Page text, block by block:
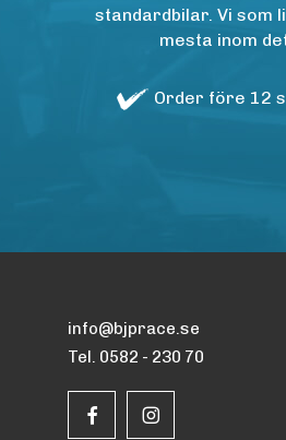
standardbilar. Vi som
mesta inom
Order före 12
info@bjprace.se
Tel. 0582 - 230 70